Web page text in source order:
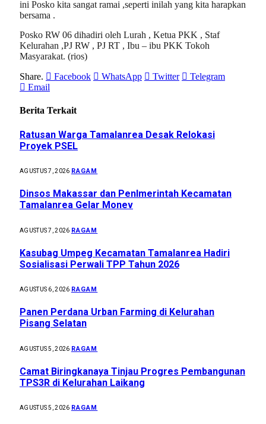
ini Posko kita sangat ramai ,seperti inilah yang kita harapkan
bersama .
Posko RW 06 dihadiri oleh Lurah , Ketua PKK , Staf
Kelurahan ,PJ RW , PJ RT , Ibu – ibu PKK Tokoh
Masyarakat. (rios)
Share.
Facebook WhatsApp Twitter
Telegram
Email
Berita Terkait
Ratusan Warga Tamalanrea Desak Relokasi
Proyek PSEL
AGUSTUS 7, 2026 RAGAM
Dinsos Makassar dan Penlmerintah Kecamatan
Tamalanrea Gelar Monev
AGUSTUS 7, 2026 RAGAM
Kasubag Umpeg Kecamatan Tamalanrea Hadiri
Sosialisasi Perwali TPP Tahun 2026
AGUSTUS 6, 2026 RAGAM
Panen Perdana Urban Farming di Kelurahan
Pisang Selatan
AGUSTUS 5, 2026 RAGAM
Camat Biringkanaya Tinjau Progres Pembangunan
TPS3R di Kelurahan Laikang
AGUSTUS 5, 2026 RAGAM